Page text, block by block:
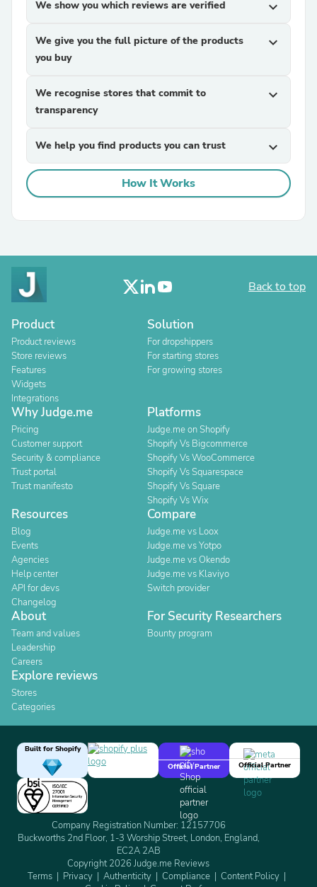
We show you which reviews are verified expand_more
We give you the full picture of the products
you buy
expand_more
We recognise stores that commit to
transparency
expand_more
We help you find products you can trust expand_more
How It Works
Back to top
Product
Product reviews
Store reviews
Features
Widgets
Integrations
Solution
For dropshippers
For starting stores
For growing stores
Why Judge.me
Pricing
Customer support
Security & compliance
Trust portal
Trust manifesto
Platforms
Judge.me on Shopify
Shopify Vs Bigcommerce
Shopify Vs WooCommerce
Shopify Vs Squarespace
Shopify Vs Square
Shopify Vs Wix
Resources
Blog
Events
Agencies
Help center
API for devs
Changelog
Compare
Judge.me vs Loox
Judge.me vs Yotpo
Judge.me vs Okendo
Judge.me vs Klaviyo
Switch provider
About
Team and values
Leadership
Careers
For Security Researchers
Bounty program
Explore reviews
Stores
Categories
Built for Shopify
Official Partner
Official Partner
Company Registration Number: 12157706
Buckworths 2nd Floor, 1-3 Worship Street, London, England,
EC2A 2AB
Copyright 2026 Judge.me Reviews
Terms
Privacy Authenticity Compliance
Content Policy